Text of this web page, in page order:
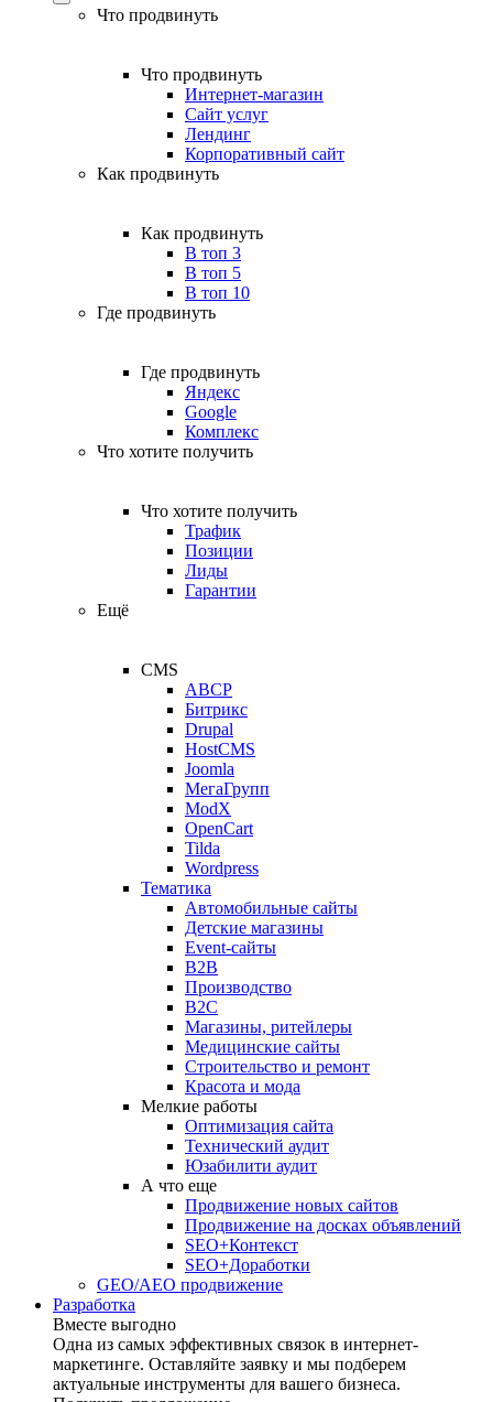
Что продвинуть
Что продвинуть
Интернет-магазин
Сайт услуг
Лендинг
Корпоративный сайт
Как продвинуть
Как продвинуть
В топ 3
В топ 5
В топ 10
Где продвинуть
Где продвинуть
Яндекс
Google
Комплекс
Что хотите получить
Что хотите получить
Трафик
Позиции
Лиды
Гарантии
Ещё
CMS
ABCP
Битрикс
Drupal
HostCMS
Joomla
МегаГрупп
ModX
OpenCart
Tilda
Wordpress
Тематика
Автомобильные сайты
Детские магазины
Event-сайты
B2B
Производство
B2C
Магазины, ритейлеры
Медицинские сайты
Строительство и ремонт
Красота и мода
Мелкие работы
Оптимизация сайта
Технический аудит
Юзабилити аудит
А что еще
Продвижение новых сайтов
Продвижение на досках объявлений
SEO+Контекст
SEO+Доработки
GEO/AEO продвижение
Разработка
Вместе выгодно
Одна из самых эффективных связок в интернет-
маркетинге. Оставляйте заявку и мы подберем
актуальные инструменты для вашего бизнеса.